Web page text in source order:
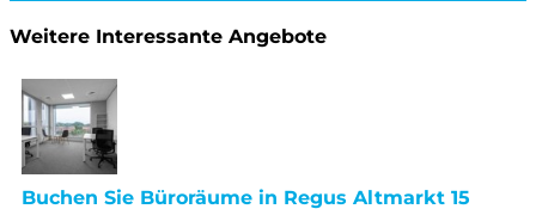
Weitere Interessante Angebote
Buchen Sie Büroräume in Regus Altmarkt 15